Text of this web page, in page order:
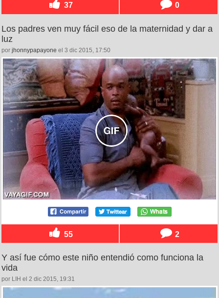
37 0
Los padres ven muy fácil eso de la maternidad y dar a
luz
por jhonnypapayone el 3 dic 2015, 17:50
55 2
Y así fue cómo este niño entendió como funciona la
vida
por LIH el 2 dic 2015, 19:31